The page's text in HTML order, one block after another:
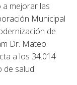
mejorar las
Municipal
de
Dr. Mateo
a los 34.014
de salud.